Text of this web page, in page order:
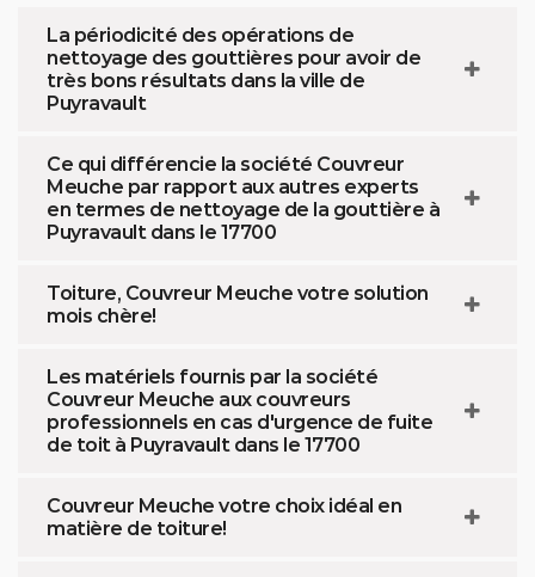
La périodicité des opérations de
nettoyage des gouttières pour avoir de
très bons résultats dans la ville de
Puyravault
Ce qui différencie la société Couvreur
Meuche par rapport aux autres experts
en termes de nettoyage de la gouttière à
Puyravault dans le 17700
Toiture, Couvreur Meuche votre solution
mois chère!
Les matériels fournis par la société
Couvreur Meuche aux couvreurs
professionnels en cas d'urgence de fuite
de toit à Puyravault dans le 17700
Couvreur Meuche votre choix idéal en
matière de toiture!